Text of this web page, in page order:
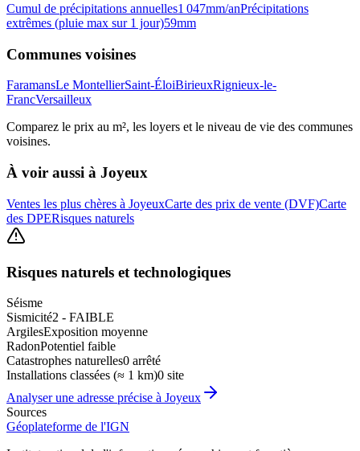
Cumul de précipitations annuelles1 047mm/anPrécipitations
extrêmes (pluie max sur 1 jour)59mm
Communes voisines
FaramansLe MontellierSaint-ÉloiBirieuxRignieux-le-
FrancVersailleux
Comparez le prix au m², les loyers et le niveau de vie des communes
voisines.
À voir aussi à Joyeux
Ventes les plus chères à JoyeuxCarte des prix de vente (DVF)Carte
des DPERisques naturels
Risques naturels et technologiques
Séisme
Sismicité2 - FAIBLE
ArgilesExposition moyenne
RadonPotentiel faible
Catastrophes naturelles0 arrêté
Installations classées (≈ 1 km)0 site
Analyser une adresse précise à Joyeux
Sources
Géoplateforme de l'IGN